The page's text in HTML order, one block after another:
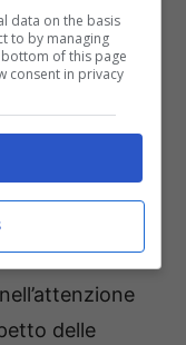
di
che in
sempre
NUE 112
delle
data on the basis
to by managing
of this page
consent in privacy